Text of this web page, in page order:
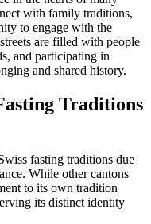
with family traditions,
to engage with the
are filled with people
and participating in
and shared history.
Traditions
fasting traditions due
While other cantons
to its own tradition
its distinct identity